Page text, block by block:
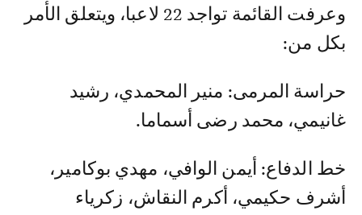
وعرفت القائمة تواجد 22 لاعبا، ويتعلق الأمر
بكل من:
حراسة المرمى: منير المحمدي، رشيد
غانيمي، محمد رضى أسماما.
خط الدفاع: أيمن الوافي، مهدي بوكامير،
أشرف حكيمي، أكرم النقاش، زكرياء